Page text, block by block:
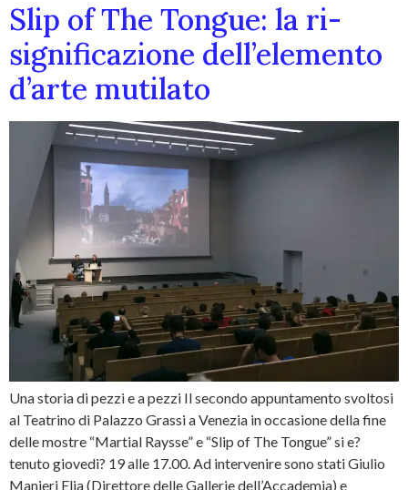
Slip of The Tongue: la ri-
significazione dell’elemento
d’arte mutilato
Una storia di pezzi e a pezzi Il secondo appuntamento svoltosi
al Teatrino di Palazzo Grassi a Venezia in occasione della fine
delle mostre “Martial Raysse” e “Slip of The Tongue” si e?
tenuto giovedi? 19 alle 17.00. Ad intervenire sono stati Giulio
Manieri Elia (Direttore delle Gallerie dell’Accademia) e